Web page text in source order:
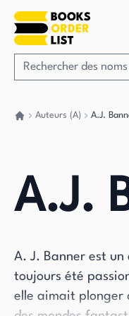
Auteurs (A) A.J.
A.J.
A. J. Banner est un
toujours été
elle aimait plonger